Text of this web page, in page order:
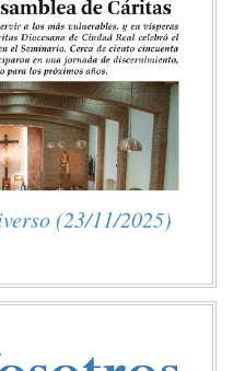
(23/11/2025)